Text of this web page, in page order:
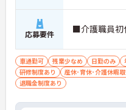
応募要件 ■介護職員初
車通勤可 残業少なめ 日勤のみ
研修制度あり
産休･育休･介護休暇
退職金制度あり